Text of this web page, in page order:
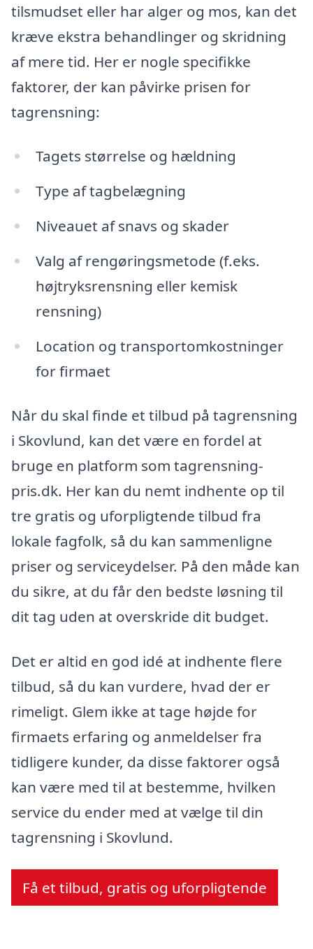
tilsmudset eller har alger og mos, kan det
kræve ekstra behandlinger og skridning
af mere tid. Her er nogle specifikke
faktorer, der kan påvirke prisen for
tagrensning:
Tagets størrelse og hældning
Type af tagbelægning
Niveauet af snavs og skader
Valg af rengøringsmetode (f.eks.
højtryksrensning eller kemisk
rensning)
Location og transportomkostninger
for firmaet
Når du skal finde et tilbud på tagrensning
i Skovlund, kan det være en fordel at
bruge en platform som tagrensning-
pris.dk. Her kan du nemt indhente op til
tre gratis og uforpligtende tilbud fra
lokale fagfolk, så du kan sammenligne
priser og serviceydelser. På den måde kan
du sikre, at du får den bedste løsning til
dit tag uden at overskride dit budget.
Det er altid en god idé at indhente flere
tilbud, så du kan vurdere, hvad der er
rimeligt. Glem ikke at tage højde for
firmaets erfaring og anmeldelser fra
tidligere kunder, da disse faktorer også
kan være med til at bestemme, hvilken
service du ender med at vælge til din
tagrensning i Skovlund.
Få et tilbud, gratis og uforpligtende